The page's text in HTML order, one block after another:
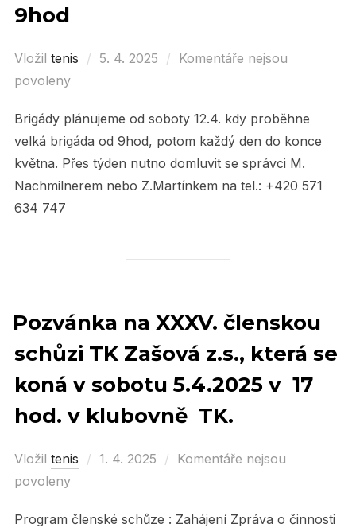
9hod
Vložil tenis
Posted
5. 4. 2025
Komentáře nejsou
povoleny
Brigády plánujeme od soboty 12.4. kdy proběhne
velká brigáda od 9hod, potom každý den do konce
května. Přes týden nutno domluvit se správci M.
Nachmilnerem nebo Z.Martínkem na tel.: +420 571
634 747
Pozvánka na XXXV. členskou
schůzi TK Zašová z.s., která se
koná v sobotu 5.4.2025 v 17
hod. v klubovně TK.
Vložil tenis
Posted
1. 4. 2025
Komentáře nejsou
povoleny
Program členské schůze : Zahájení Zpráva o činnosti